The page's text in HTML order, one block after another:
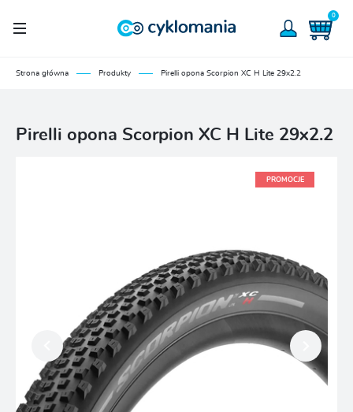
0
Strona główna Produkty Pirelli opona Scorpion XC H Lite 29x2.2
Pirelli opona Scorpion XC H Lite 29x2.2
PROMOCJE